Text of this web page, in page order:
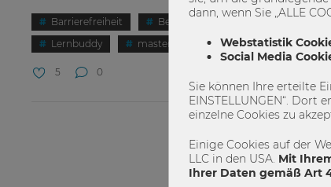
Barrierefreiheit BeAble Förderung
Lernbuddy
masterprogramm
5 0
dann, wenn Sie „ALLE
Webstatistik
Social Media
Sie können Ihre erteilte
EINSTELLUNGEN“.
einzelne Cookies zu
Einige Cookies auf der
LLC in den USA. Mit
Ihrer Daten gemäß Art